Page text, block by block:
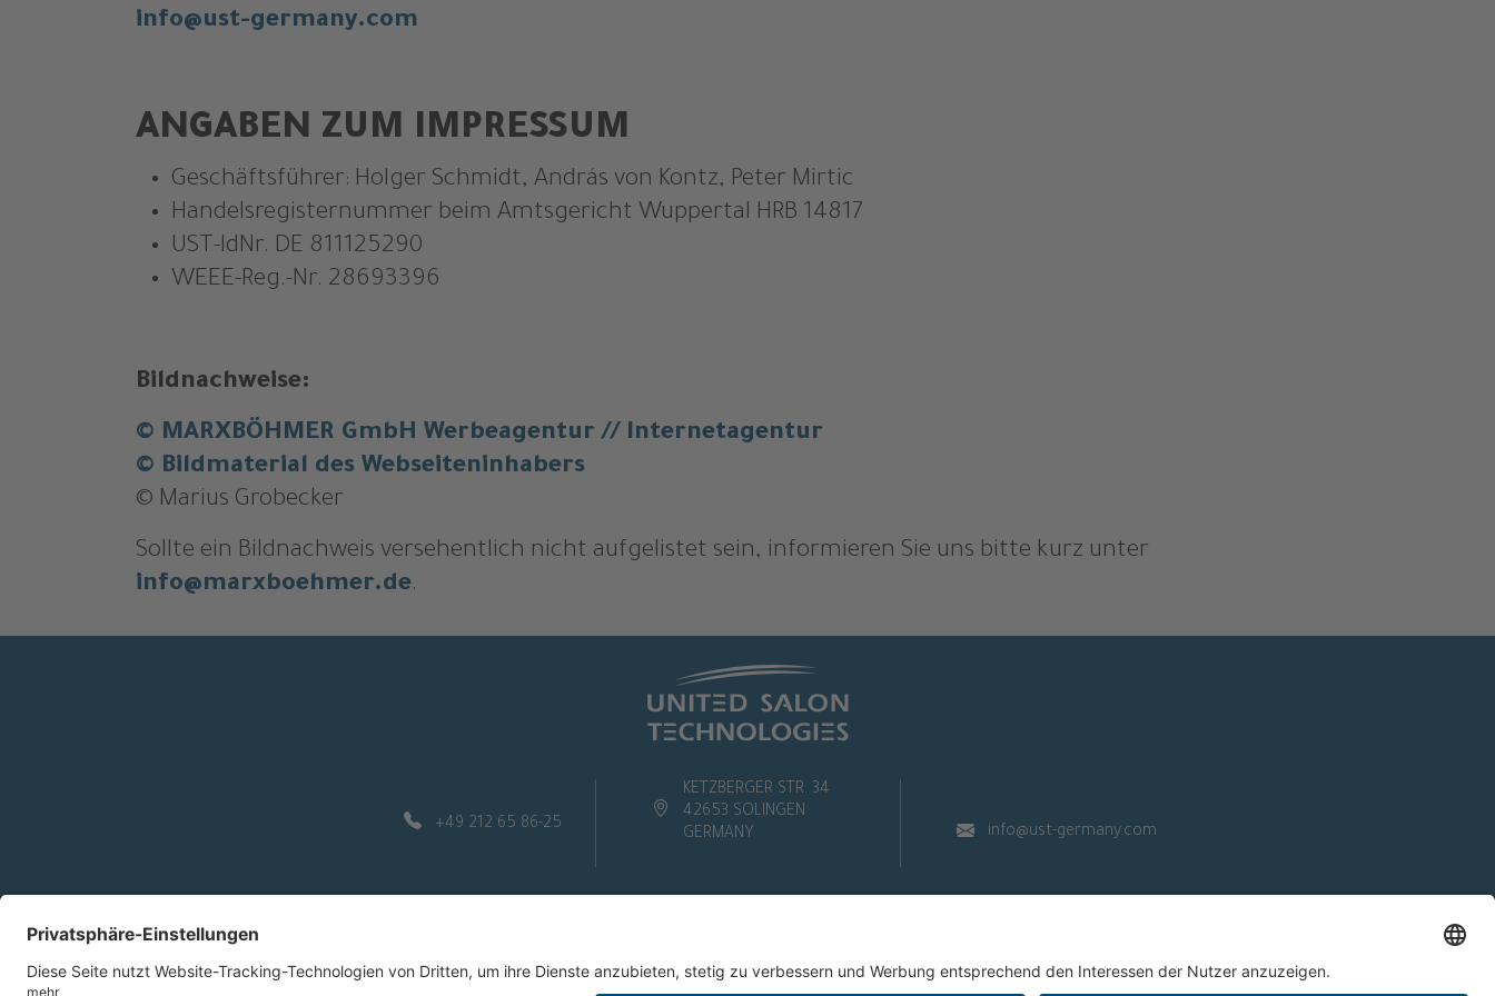
info@ust-germany.com
ANGABEN ZUM IMPRESSUM
Geschäftsführer: Holger Schmidt, András von Kontz, Peter Mirtic
Handelsregisternummer beim Amtsgericht Wuppertal HRB 14817
UST-IdNr. DE 811125290
WEEE-Reg.-Nr. 28693396
Bildnachweise:
© MARXBÖHMER GmbH Werbeagentur // Internetagentur
© Bildmaterial des Webseiteninhabers
© Marius Grobecker
Sollte ein Bildnachweis versehentlich nicht aufgelistet sein, informieren Sie uns bitte kurz unter
info@marxboehmer.de.
+49 212 65 86-25
KETZBERGER STR. 34
42653 SOLINGEN
GERMANY
info@ust-germany.com